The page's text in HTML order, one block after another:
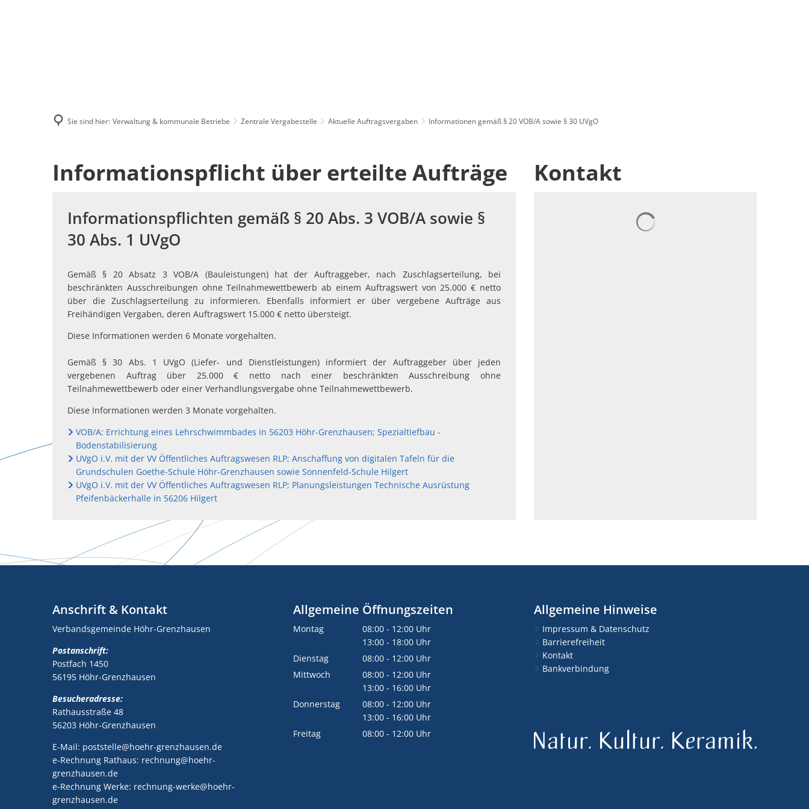
Sie sind hier: Verwaltung & kommunale Betriebe Zentrale Vergabestelle Aktuelle Auftragsvergaben Informationen gemäß § 20 VOB/A sowie § 30 UVgO
Informationen
VOB/A
Informationspflicht über erteilte Aufträge
Informationspflichten gemäß § 20 Abs. 3 VOB/A sowie §
30 Abs. 1 UVgO
Gemäß § 20 Absatz 3 VOB/A (Bauleistungen) hat der Auftraggeber, nach Zuschlagserteilung, bei
beschränkten Ausschreibungen ohne Teilnahmewettbewerb ab einem Auftragswert von 25.000 € netto
über die Zuschlagserteilung zu informieren. Ebenfalls informiert er über vergebene Aufträge aus
Freihändigen Vergaben, deren Auftragswert 15.000 € netto übersteigt.
Diese Informationen werden 6 Monate vorgehalten.
Gemäß § 30 Abs. 1 UVgO (Liefer- und Dienstleistungen) informiert der Auftraggeber über jeden
vergebenen Auftrag über 25.000 € netto nach einer beschränkten Ausschreibung ohne
Teilnahmewettbewerb oder einer Verhandlungsvergabe ohne Teilnahmewettbewerb.
Diese Informationen werden 3 Monate vorgehalten.
VOB/A; Errichtung eines Lehrschwimmbades in 56203 Höhr-Grenzhausen; Spezialtiefbau -
Bodenstabilisierung
UVgO i.V. mit der VV Öffentliches Auftragswesen RLP; Anschaffung von digitalen Tafeln für die
Grundschulen Goethe-Schule Höhr-Grenzhausen sowie Sonnenfeld-Schule Hilgert
UVgO i.V. mit der VV Öffentliches Auftragswesen RLP; Planungsleistungen Technische Ausrüstung
Pfeifenbäckerhalle in 56206 Hilgert
Kontakt
Anschrift & Kontakt
Verbandsgemeinde Höhr-Grenzhausen
Postanschrift:
Postfach 1450
56195 Höhr-Grenzhausen
Besucheradresse:
Rathausstraße 48
56203 Höhr-Grenzhausen
E-Mail: poststelle@hoehr-grenzhausen.de
e-Rechnung Rathaus: rechnung@hoehr-
grenzhausen.de
e-Rechnung Werke: rechnung-werke@hoehr-
grenzhausen.de
Allgemeine Öffnungszeiten
Montag 08:00 - 12:00 Uhr
Von 08:00 bis 12:00 Uhr
13:00 - 18:00 Uhr
Von 13:00 bis 18:00 Uhr
Dienstag 08:00 - 12:00 Uhr
Von 08:00 bis 12:00 Uhr
Mittwoch 08:00 - 12:00 Uhr
Von 08:00 bis 12:00 Uhr
13:00 - 16:00 Uhr
Von 13:00 bis 16:00 Uhr
Donnerstag 08:00 - 12:00 Uhr
Von 08:00 bis 12:00 Uhr
13:00 - 16:00 Uhr
Von 13:00 bis 16:00 Uhr
Freitag 08:00 - 12:00 Uhr
Allgemeine Hinweise
Impressum & Datenschutz
Barrierefreiheit
Kontakt
Bankverbindung